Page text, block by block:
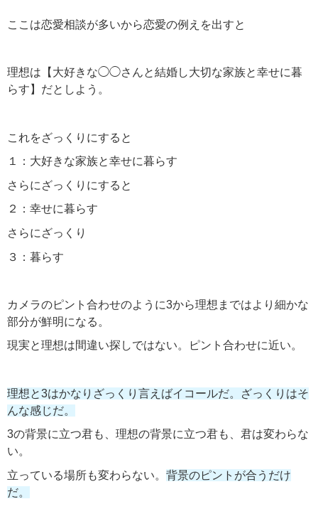
ここは恋愛相談が多いから恋愛の例えを出すと
理想は【大好きな◯◯さんと結婚し大切な家族と幸せに暮
らす】だとしよう。
これをざっくりにすると
１：大好きな家族と幸せに暮らす
さらにざっくりにすると
２：幸せに暮らす
さらにざっくり
３：暮らす
カメラのピント合わせのように3から理想まではより細かな
部分が鮮明になる。
現実と理想は間違い探しではない。ピント合わせに近い。
理想と3はかなりざっくり言えばイコールだ。ざっくりはそ
んな感じだ。
3の背景に立つ君も、理想の背景に立つ君も、君は変わらな
い。
立っている場所も変わらない。 背景のピントが合うだけ
だ。